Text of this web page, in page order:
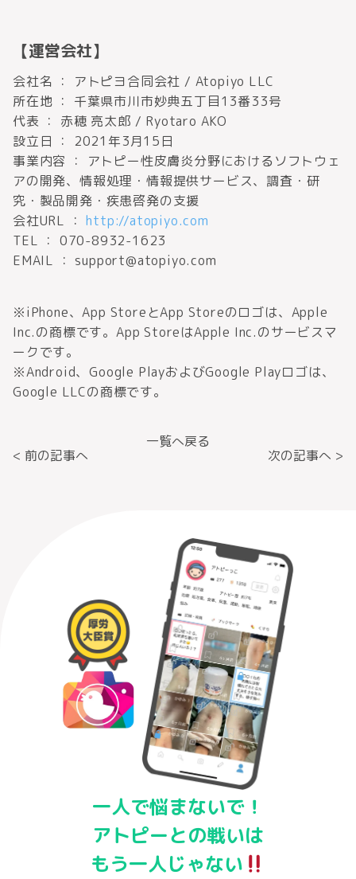
【運営会社】
会社名 ： アトピヨ合同会社 / Atopiyo LLC
所在地 ： 千葉県市川市妙典五丁目13番33号
代表 ： 赤穂 亮太郎 / Ryotaro AKO
設立日 ： 2021年3月15日
事業内容 ： アトピー性皮膚炎分野におけるソフトウェ
アの開発、情報処理・情報提供サービス、調査・研
究・製品開発・疾患啓発の支援
会社URL ：http://atopiyo.com
TEL ： 070-8932-1623
EMAIL ： support@atopiyo.com
※iPhone、App StoreとApp Storeのロゴは、Apple
Inc.の商標です。App StoreはApple Inc.のサービスマ
ークです。
※Android、Google PlayおよびGoogle Playロゴは、
Google LLCの商標です。
一覧へ戻る
< 前の記事へ
次の記事へ >
一人で悩まないで！
アトピーとの戦いは
もう一人じゃない